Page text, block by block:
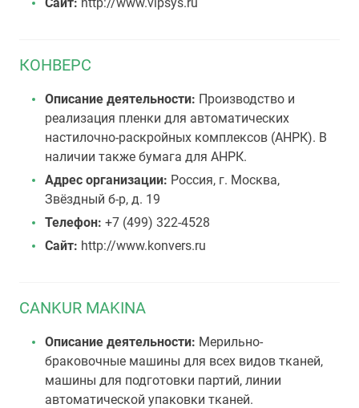
КОНВЕРС
Описание деятельности: Производство и
реализация пленки для автоматических
настилочно-раскройных комплексов (АНРК). В
наличии также бумага для АНРК.
Адрес организации: Россия, г. Москва,
Звёздный б-р, д. 19
Телефон: +7 (499) 322-4528
Сайт: http://www.konvers.ru
CANKUR MAKINA
Описание деятельности: Мерильно-
браковочные машины для всех видов тканей,
машины для подготовки партий, линии
автоматической упаковки тканей.